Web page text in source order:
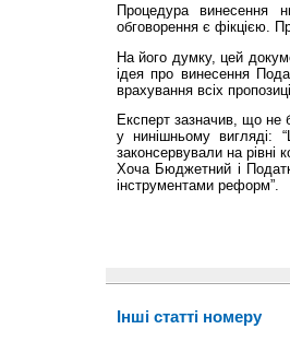
Процедура винесення
обговорення є фікцією.
На його думку, цей
ідея про винесення
врахування всіх
Експерт зазначив, що не
у нинішньому
законсервували на рівні
Хоча Бюджетний і
інструментами реформ”.
Інші статті номеру